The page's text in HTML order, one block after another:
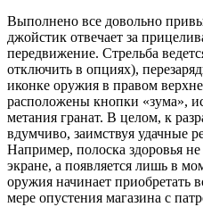
Выполнено все довольно
джойстик отвечает за
передвижение. Стрельба
отключить в опциях),
иконке оружия в правом
расположены кнопки «зума»,
метания гранат. В целом, к
вдумчиво, заимствуя удачные
Например, полоска здоровья не
экране, а появляется лишь в
оружия начинает приобретать
мере опустения магазина с